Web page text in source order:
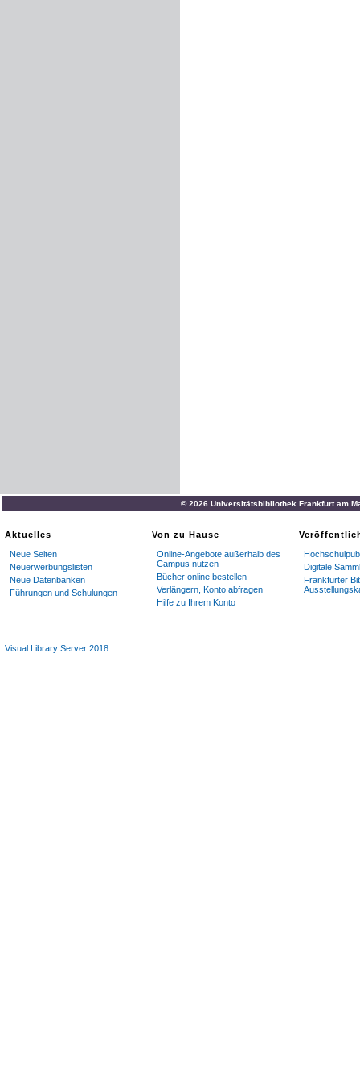
© 2026 Universitätsbibliothek Frankfurt am
Aktuelles
Neue Seiten
Neuerwerbungslisten
Neue Datenbanken
Führungen und Schulungen
Von zu Hause
Online-Angebote außerhalb des
Campus nutzen
Bücher online bestellen
Verlängern, Konto abfragen
Hilfe zu Ihrem Konto
Digitale
Frankfurter
Visual Library Server 2018